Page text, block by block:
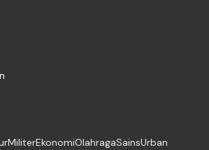
MiliterEkonomiOlahragaSainsUrban